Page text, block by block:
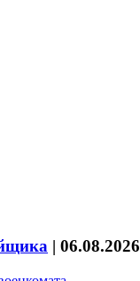
| 06.08.2026